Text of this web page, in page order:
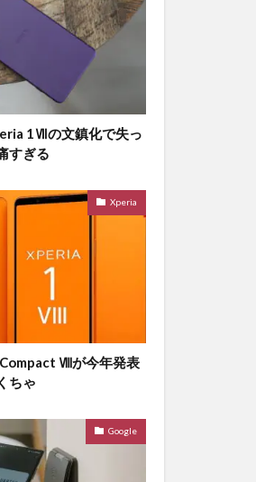
1Ⅶの文鎮化で失っ
すぎる
Xperia
Ⅷが今年発表
ちゃ
Google